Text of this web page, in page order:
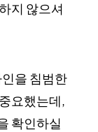
지 않으셔
을 침범한
요했는데,
확인하실